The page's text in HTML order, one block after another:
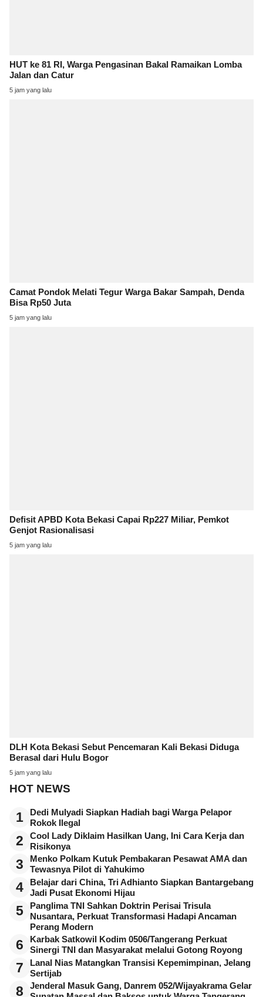
HUT ke 81 RI, Warga Pengasinan Bakal Ramaikan Lomba
Jalan dan Catur
5 jam yang lalu
Camat Pondok Melati Tegur Warga Bakar Sampah, Denda
Bisa Rp50 Juta
5 jam yang lalu
Defisit APBD Kota Bekasi Capai Rp227 Miliar, Pemkot
Genjot Rasionalisasi
5 jam yang lalu
DLH Kota Bekasi Sebut Pencemaran Kali Bekasi Diduga
Berasal dari Hulu Bogor
5 jam yang lalu
HOT NEWS
1
Dedi Mulyadi Siapkan Hadiah bagi Warga Pelapor
Rokok Ilegal
2
Cool Lady Diklaim Hasilkan Uang, Ini Cara Kerja dan
Risikonya
3
Menko Polkam Kutuk Pembakaran Pesawat AMA dan
Tewasnya Pilot di Yahukimo
4
Belajar dari China, Tri Adhianto Siapkan Bantargebang
Jadi Pusat Ekonomi Hijau
5
Panglima TNI Sahkan Doktrin Perisai Trisula
Nusantara, Perkuat Transformasi Hadapi Ancaman
Perang Modern
6
Karbak Satkowil Kodim 0506/Tangerang Perkuat
Sinergi TNI dan Masyarakat melalui Gotong Royong
7
Lanal Nias Matangkan Transisi Kepemimpinan, Jelang
Sertijab
8
Jenderal Masuk Gang, Danrem 052/Wijayakrama Gelar